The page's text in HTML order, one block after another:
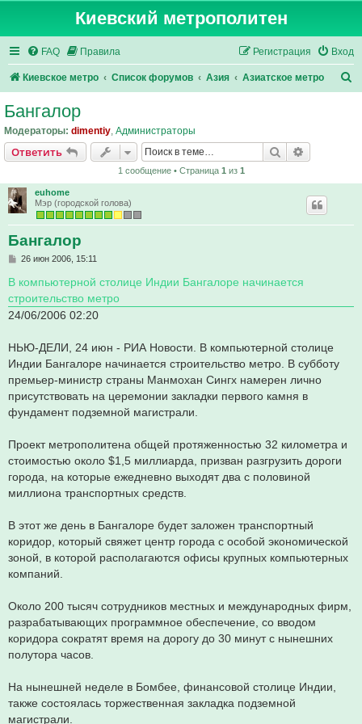
Киевский метрополитен
FAQ Правила Вход
Регистрация
Киевское метро Список форумов Азия Азиатское метро
Бангалор
Модераторы: dimentiy, Администраторы
Ответить Поиск
1 сообщение • Страница 1из 1
euhome
Мэр (городской голова)
Бангалор
С
о
б
щ
е
н
е
26 июн 2006, 15:11
В компьютерной столице Индии Бангалоре начинается
строительство метро
24/06/2006 02:20
НЬЮ-ДЕЛИ, 24 июн - РИА Новости. В компьютерной столице
Индии Бангалоре начинается строительство метро. В субботу
премьер-министр страны Манмохан Сингх намерен лично
присутствовать на церемонии закладки первого камня в
фундамент подземной магистрали.
Проект метрополитена общей протяженностью 32 километра и
стоимостью около $1,5 миллиарда, призван разгрузить дороги
города, на которые ежедневно выходят два с половиной
миллиона транспортных средств.
В этот же день в Бангалоре будет заложен транспортный
коридор, который свяжет центр города с особой экономической
зоной, в которой располагаются офисы крупных компьютерных
компаний.
Около 200 тысяч сотрудников местных и международных фирм,
разрабатывающих программное обеспечение, со вводом
коридора сократят время на дорогу до 30 минут с нынешних
полутора часов.
На нынешней неделе в Бомбее, финансовой столице Индии,
также состоялась торжественная закладка подземной
магистрали.